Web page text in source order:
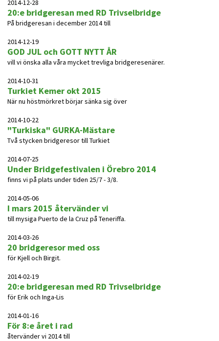
2014-12-28
20:e bridgeresan med RD Trivselbridge
På bridgeresan i december 2014 till
2014-12-19
GOD JUL och GOTT NYTT ÅR
vill vi önska alla våra mycket trevliga bridgeresenärer.
2014-10-31
Turkiet Kemer okt 2015
När nu höstmörkret börjar sänka sig över
2014-10-22
"Turkiska" GURKA-Mästare
Två stycken bridgeresor till Turkiet
2014-07-25
Under Bridgefestivalen i Örebro 2014
finns vi på plats under tiden 25/7 - 3/8.
2014-05-06
I mars 2015 återvänder vi
till mysiga Puerto de la Cruz på Teneriffa.
2014-03-26
20 bridgeresor med oss
för Kjell och Birgit.
2014-02-19
20:e bridgeresan med RD Trivselbridge
för Erik och Inga-Lis
2014-01-16
För 8:e året i rad
återvänder vi 2014 till